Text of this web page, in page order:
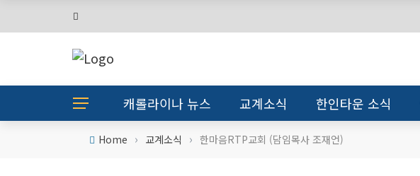
캐롤라이나 뉴스 교계소식 한인타운 소식
Home › 교계소식 › 한마음RTP교회 (담임목사 조재언)